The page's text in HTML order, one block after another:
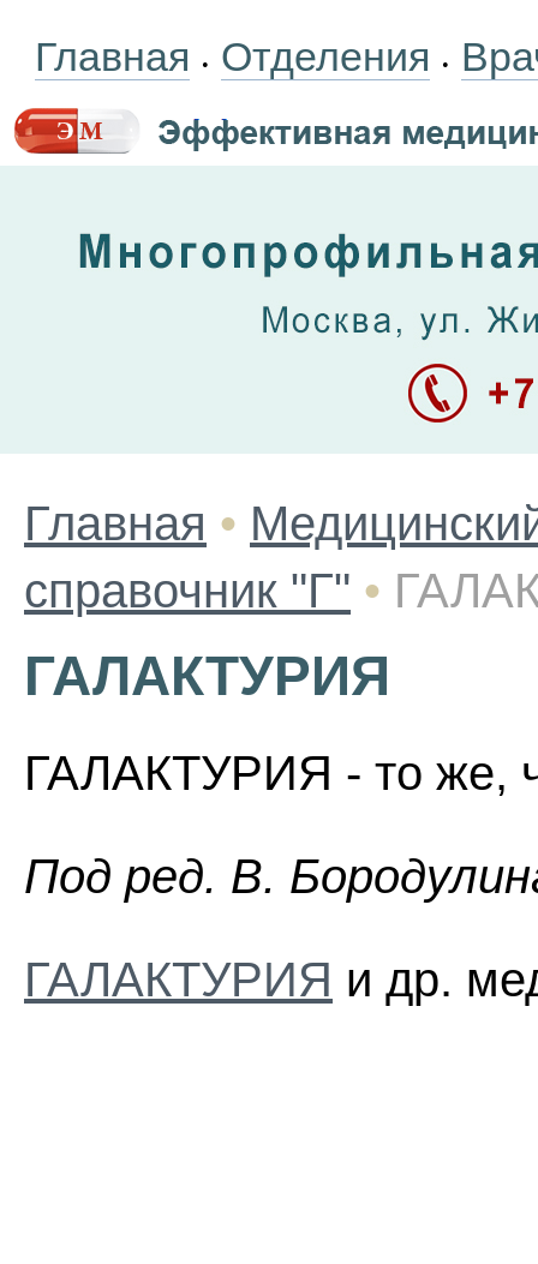
Главная • Отделения •
Главная •
справочник "Г" •
ГАЛАКТУРИЯ
ГАЛАКТУРИЯ - то же,
Пoд peд. B.
ГАЛАКТУРИЯ и др.